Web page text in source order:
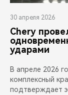
30 апреля 2026
Chery
ударами
В апреле 2026
комплексный
подтверждает